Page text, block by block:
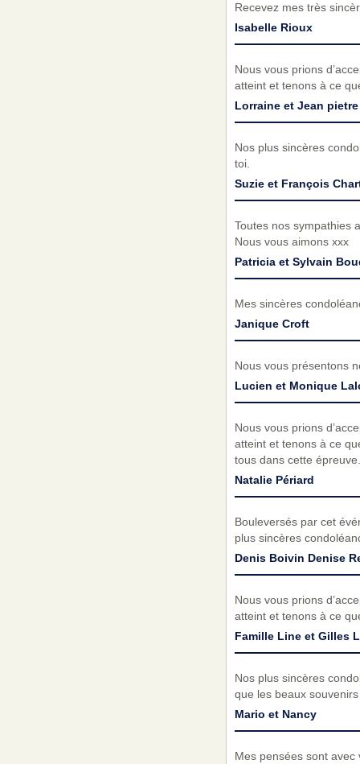
Recevez mes très
Isabelle Rioux
Nous vous prions
atteint et tenons à ce
Lorraine et Jean
Nos plus sincères
toi.
Suzie et François
Toutes nos sympathies
Nous vous aimons xxx
Patricia et Sylvain
Mes sincères
Janique Croft
Nous vous présentons
Lucien et Monique
Nous vous prions
atteint et tenons à ce
tous dans cette
Natalie Périard
Bouleversés par cet
plus sincères
Denis Boivin Denise
Nous vous prions
atteint et tenons à ce
Famille Line et Gilles
Nos plus sincères
que les beaux
Mario et Nancy
Mes pensées sont